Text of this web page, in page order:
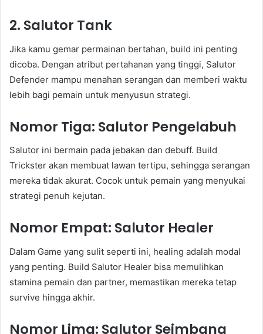
2. Salutor Tank
Jika kamu gemar permainan bertahan, build ini penting
dicoba. Dengan atribut pertahanan yang tinggi, Salutor
Defender mampu menahan serangan dan memberi waktu
lebih bagi pemain untuk menyusun strategi.
Nomor Tiga: Salutor Pengelabuh
Salutor ini bermain pada jebakan dan debuff. Build
Trickster akan membuat lawan tertipu, sehingga serangan
mereka tidak akurat. Cocok untuk pemain yang menyukai
strategi penuh kejutan.
Nomor Empat: Salutor Healer
Dalam Game yang sulit seperti ini, healing adalah modal
yang penting. Build Salutor Healer bisa memulihkan
stamina pemain dan partner, memastikan mereka tetap
survive hingga akhir.
Nomor Lima: Salutor Seimbang